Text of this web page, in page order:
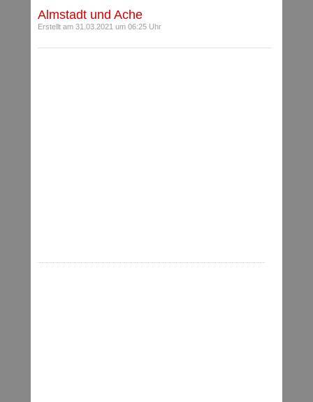
Almstadt und Ache
Erstellt am 31.03.2021 um 06:25 Uhr